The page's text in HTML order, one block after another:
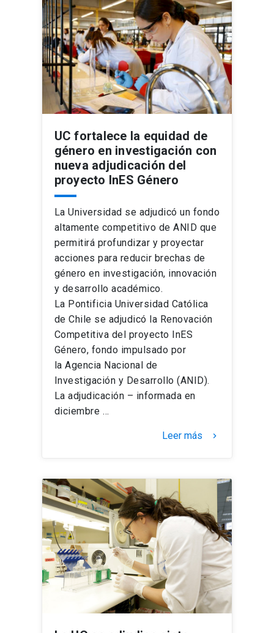
UC fortalece la equidad de
género en investigación con
nueva adjudicación del
proyecto InES Género
La Universidad se adjudicó un fondo
altamente competitivo de ANID que
permitirá profundizar y proyectar
acciones para reducir brechas de
género en investigación, innovación
y desarrollo académico.
La Pontificia Universidad Católica
de Chile se adjudicó la Renovación
Competitiva del proyecto InES
Género, fondo impulsado por
la Agencia Nacional de
Investigación y Desarrollo (ANID).
La adjudicación – informada en
diciembre …
Leer más keyboard_arrow_right